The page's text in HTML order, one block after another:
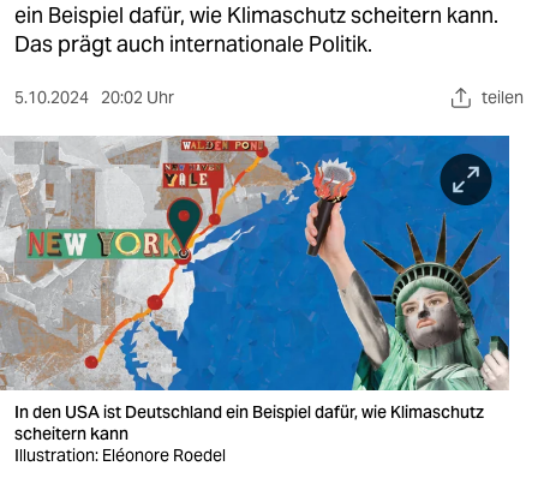
berlin
nord
wahrheit
verlag
verlag
veranstaltungen
shop
fragen & hilfe
unterstützen
ein Beispiel dafür, wie Klimaschutz scheitern kann.
Das prägt auch internationale Politik.
5.10.2024 20:02 Uhr teilen
In den USA ist Deutschland ein Beispiel dafür, wie Klimaschutz
scheitern kann
Illustration: Eléonore Roedel